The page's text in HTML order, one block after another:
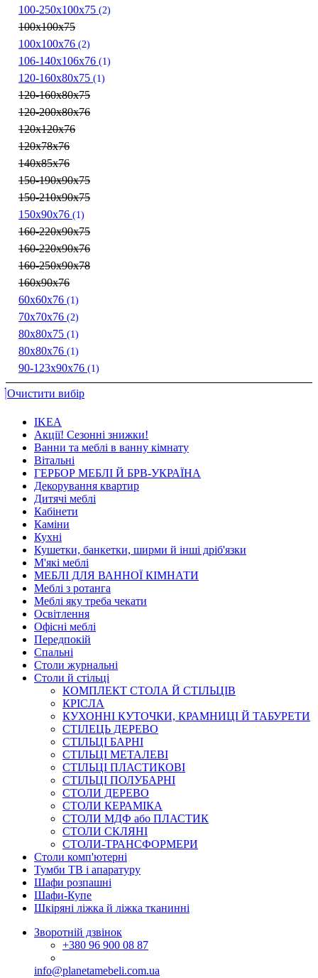
100-250х100х75 (2)
100х100х75
100х100х76 (2)
106-140х106х76 (1)
120-160x80x75 (1)
120-160х80х75
120-200х80х76
120х120х76
120х78х76
140х85х76
150-190х90х75
150-210х90х75
150х90х76 (1)
160-220х90х75
160-220х90х76
160-250х90х78
160х90х76
60х60х76 (1)
70x70x76 (2)
80х80х75 (1)
80х80х76 (1)
90-123х90х76 (1)
Очистити вибір
IKEA
Акції! Сезонні знижки!
Ванни та меблі в ванну кімнату
Вітальні
ГЕРБОР МЕБЛІ Й БРВ-УКРАЇНА
Декорування квартир
Дитячі меблі
Кабінети
Каміни
Кухні
Кушетки, банкетки, ширми й інші дріб'язки
М'які меблі
МЕБЛІ ДЛЯ ВАННОЇ КІМНАТИ
Меблі з ротанга
Меблі яку треба чекати
Освітлення
Офісні меблі
Передпокій
Спальні
Столи журнальні
Столи й стільці
КОМПЛЕКТ СТОЛА Й СТІЛЬЦІВ
КРІСЛА
КУХОННІ КУТОЧКИ, КРАМНИЦІ Й ТАБУРЕТИ
СТІЛЕЦЬ ДЕРЕВО
СТІЛЬЦІ БАРНІ
СТІЛЬЦІ МЕТАЛЕВІ
СТІЛЬЦІ ПЛАСТИКОВІ
СТІЛЬЦІ ПОЛУБАРНІ
СТОЛИ ДЕРЕВО
СТОЛИ КЕРАМІКА
СТОЛИ МДФ або ПЛАСТИК
СТОЛИ СКЛЯНІ
СТОЛИ-ТРАНСФОРМЕРИ
Столи комп'ютерні
Тумби ТВ і апаратуру
Шафи розпашні
Шафи-Купе
Шкіряні ліжка й ліжка тканинні
Зворотній дзвінок
+380 96 900 08 87
info@planetamebeli.com.ua